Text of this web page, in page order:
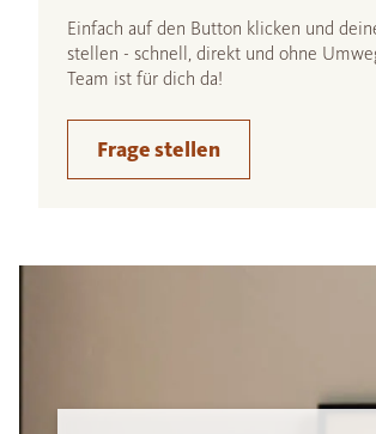
Einfach auf den Button klicken und
stellen - schnell, direkt und ohne
Team ist für dich da!
Frage stellen